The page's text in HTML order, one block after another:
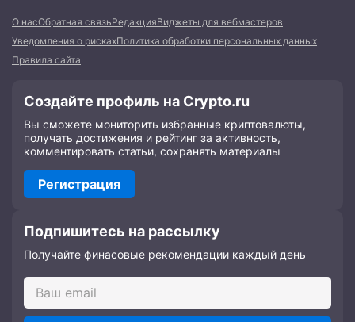
О насОбратная связьРедакцияВиджеты для вебмастеров
Уведомления о рискахПолитика обработки персональных данных
Правила сайта
Создайте профиль на Crypto.ru
Вы сможете мониторить избранные криптовалюты,
получать достижения и рейтинг за активность,
комментировать статьи, сохранять материалы
Регистрация
Подпишитесь на рассылку
Получайте финасовые рекомендации каждый день